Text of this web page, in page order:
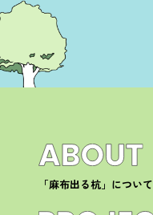
「麻布出る杭」について